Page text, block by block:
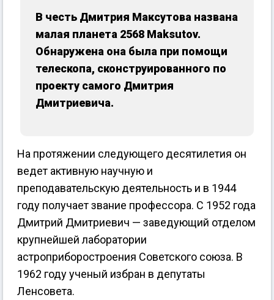
В честь Дмитрия Максутова названа
малая планета 2568 Maksutov.
Обнаружена она была при помощи
телескопа, сконструированного по
проекту самого Дмитрия
Дмитриевича.
На протяжении следующего десятилетия он
ведет активную научную и
преподавательскую деятельность и в 1944
году получает звание профессора. С 1952 года
Дмитрий Дмитриевич — заведующий отделом
крупнейшей лаборатории
астроприборостроения Советского союза. В
1962 году ученый избран в депутаты
Ленсовета.